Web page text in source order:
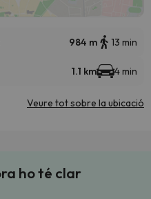
984 m 13 min
1.1 km 4 min
Veure tot sobre la ubicació
ho té clar